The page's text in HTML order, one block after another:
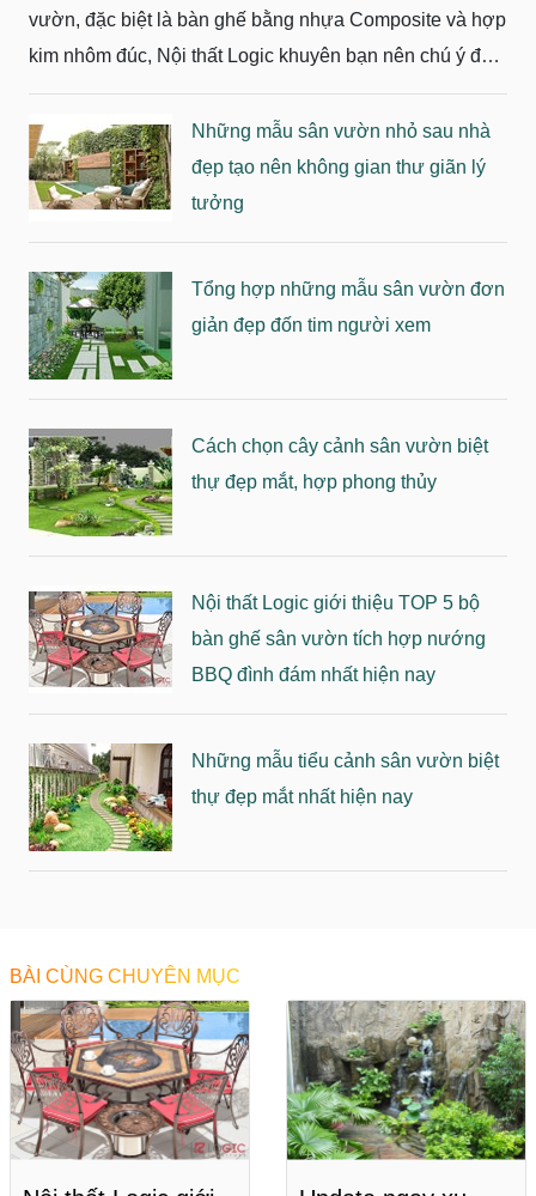
vườn, đặc biệt là bàn ghế bằng nhựa Composite và hợp
kim nhôm đúc, Nội thất Logic khuyên bạn nên chú ý đến
kiểu dáng và kích thước của sản phẩm.
Những mẫu sân vườn nhỏ sau nhà
đẹp tạo nên không gian thư giãn lý
tưởng
Tổng hợp những mẫu sân vườn đơn
giản đẹp đốn tim người xem
Cách chọn cây cảnh sân vườn biệt
thự đẹp mắt, hợp phong thủy
Nội thất Logic giới thiệu TOP 5 bộ
bàn ghế sân vườn tích hợp nướng
BBQ đình đám nhất hiện nay
Những mẫu tiểu cảnh sân vườn biệt
thự đẹp mắt nhất hiện nay
BÀI CÙNG CHUYÊN MỤC